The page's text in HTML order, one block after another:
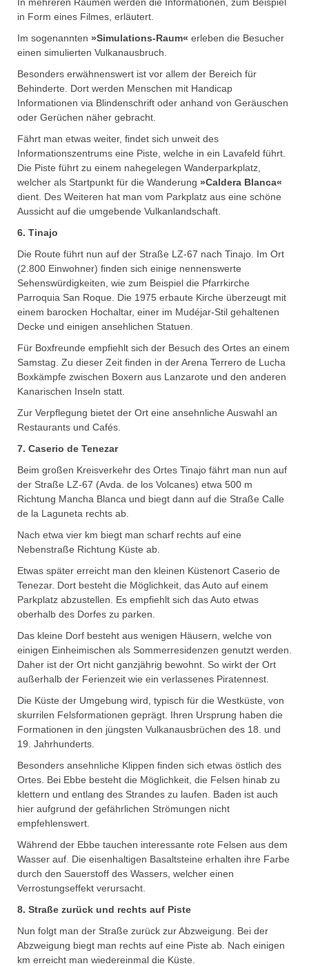
in Form eines Filmes, erläutert.
Im sogenannten »Simulations-Raum« erleben die Besucher
einen simulierten Vulkanausbruch.
Besonders erwähnenswert ist vor allem der Bereich für
Behinderte. Dort werden Menschen mit Handicap
Informationen via Blindenschrift oder anhand von Geräuschen
oder Gerüchen näher gebracht.
Fährt man etwas weiter, findet sich unweit des
Informationszentrums eine Piste, welche in ein Lavafeld führt.
Die Piste führt zu einem nahegelegen Wanderparkplatz,
welcher als Startpunkt für die Wanderung »Caldera Blanca«
dient. Des Weiteren hat man vom Parkplatz aus eine schöne
Aussicht auf die umgebende Vulkanlandschaft.
6. Tinajo
Die Route führt nun auf der Straße LZ-67 nach Tinajo. Im Ort
(2.800 Einwohner) finden sich einige nennenswerte
Sehenswürdigkeiten, wie zum Beispiel die Pfarrkirche
Parroquia San Roque. Die 1975 erbaute Kirche überzeugt mit
einem barocken Hochaltar, einer im Mudéjar-Stil gehaltenen
Decke und einigen ansehlichen Statuen.
Für Boxfreunde empfiehlt sich der Besuch des Ortes an einem
Samstag. Zu dieser Zeit finden in der Arena Terrero de Lucha
Boxkämpfe zwischen Boxern aus Lanzarote und den anderen
Kanarischen Inseln statt.
Zur Verpflegung bietet der Ort eine ansehnliche Auswahl an
Restaurants und Cafés.
7. Caserio de Tenezar
Beim großen Kreisverkehr des Ortes Tinajo fährt man nun auf
der Straße LZ-67 (Avda. de los Volcanes) etwa 500 m
Richtung Mancha Blanca und biegt dann auf die Straße Calle
de la Laguneta rechts ab.
Nach etwa vier km biegt man scharf rechts auf eine
Nebenstraße Richtung Küste ab.
Etwas später erreicht man den kleinen Küstenort Caserio de
Tenezar. Dort besteht die Möglichkeit, das Auto auf einem
Parkplatz abzustellen. Es empfiehlt sich das Auto etwas
oberhalb des Dorfes zu parken.
Das kleine Dorf besteht aus wenigen Häusern, welche von
einigen Einheimischen als Sommerresidenzen genutzt werden.
Daher ist der Ort nicht ganzjährig bewohnt. So wirkt der Ort
außerhalb der Ferienzeit wie ein verlassenes Piratennest.
Die Küste der Umgebung wird, typisch für die Westküste, von
skurrilen Felsformationen geprägt. Ihren Ursprung haben die
Formationen in den jüngsten Vulkanausbrüchen des 18. und
19. Jahrhunderts.
Besonders ansehnliche Klippen finden sich etwas östlich des
Ortes. Bei Ebbe besteht die Möglichkeit, die Felsen hinab zu
klettern und entlang des Strandes zu laufen. Baden ist auch
hier aufgrund der gefährlichen Strömungen nicht
empfehlenswert.
Während der Ebbe tauchen interessante rote Felsen aus dem
Wasser auf. Die eisenhaltigen Basaltsteine erhalten ihre Farbe
durch den Sauerstoff des Wassers, welcher einen
Verrostungseffekt verursacht.
8. Straße zurück und rechts auf Piste
Nun folgt man der Straße zurück zur Abzweigung. Bei der
Abzweigung biegt man rechts auf eine Piste ab. Nach einigen
km erreicht man wiedereinmal die Küste.